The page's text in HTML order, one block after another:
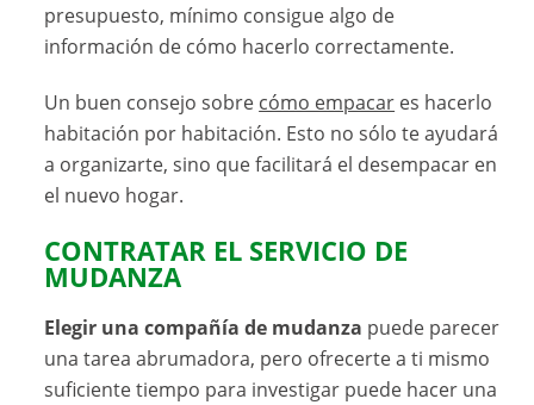
presupuesto, mínimo consigue algo de
información de cómo hacerlo correctamente.
Un buen consejo sobre cómo empacar es hacerlo
habitación por habitación. Esto no sólo te ayudará
a organizarte, sino que facilitará el desempacar en
el nuevo hogar.
CONTRATAR EL SERVICIO DE
MUDANZA
Elegir una compañía de mudanza puede parecer
una tarea abrumadora, pero ofrecerte a ti mismo
suficiente tiempo para investigar puede hacer una